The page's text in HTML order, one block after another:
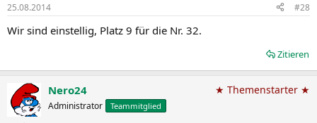
25.08.2014 #28
Wir sind einstellig, Platz 9 für die Nr. 32.
Zitieren
Nero24
Administrator Teammitglied
★ Themenstarter ★